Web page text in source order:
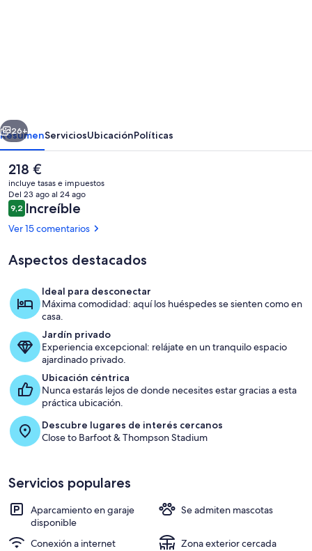
Bay,
Pet
friendly,
minutes
walk
to
the
Siguiente
26+
ResumenServiciosUbicaciónPolíticas
El
precio
actual
es
de
218 €
218 €
incluye tasas e impuestos
Del 23 ago al 24 ago
Comentarios
9,29,2 de 10
Increíble
Ver 15 comentarios
Aspectos destacados
Ideal para desconectar
Máxima comodidad: aquí los huéspedes se sienten como en
casa.
Jardín privado
Experiencia excepcional: relájate en un tranquilo espacio
ajardinado privado.
Ubicación céntrica
Nunca estarás lejos de donde necesites estar gracias a esta
práctica ubicación.
Descubre lugares de interés cercanos
Close to Barfoot & Thompson Stadium
Servicios populares
Aparcamiento en garaje
disponible
Se admiten mascotas
Conexión a internet
Zona exterior cercada